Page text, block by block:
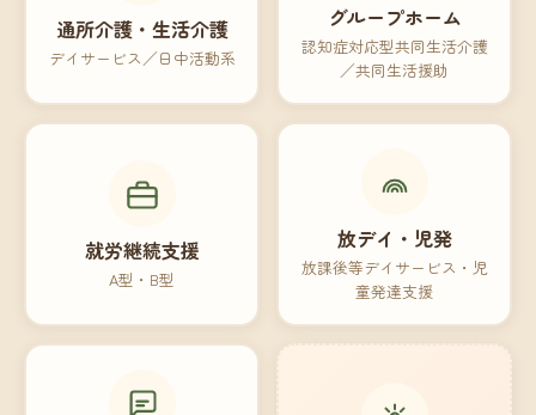
通所介護・生活介護
デイサービス／日中活動系
グループホーム
認知症対応型共同生活介護
／共同生活援助
就労継続支援
A型・B型
放デイ・児発
放課後等デイサービス・児
童発達支援